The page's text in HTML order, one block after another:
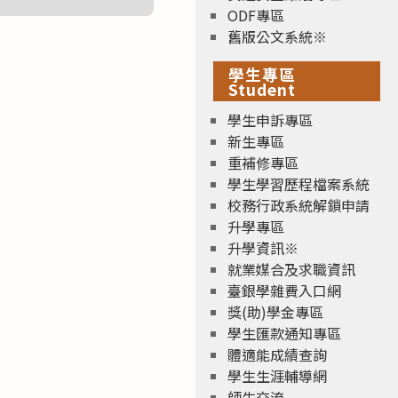
ODF專區
舊版公文系統※
學生專區
Student
學生申訴專區
新生專區
重補修專區
學生學習歷程檔案系統
校務行政系統解鎖申請
升學專區
升學資訊※
就業媒合及求職資訊
臺銀學雜費入口網
獎(助)學金專區
學生匯款通知專區
體適能成績查詢
學生生涯輔導網